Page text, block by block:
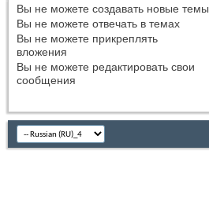
Вы не можете создавать новые темы
Вы не можете отвечать в темах
Вы не можете прикреплять
вложения
Вы не можете редактировать свои
сообщения